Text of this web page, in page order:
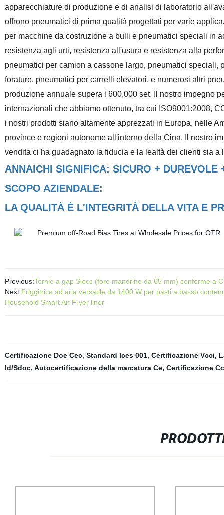
apparecchiature di produzione e di analisi di laboratorio
offrono pneumatici di prima qualità progettati per varie
per macchine da costruzione a bulli e pneumatici speciali in
resistenza agli urti, resistenza all'usura e resistenza alla
pneumatici per camion a cassone largo, pneumatici
forature, pneumatici per carrelli elevatori, e numerosi altri
produzione annuale supera i 600,000 set. Il nostro impegno
internazionali che abbiamo ottenuto, tra cui ISO9001:2008,
i nostri prodotti siano altamente apprezzati in Europa, nelle
province e regioni autonome all'interno della Cina. Il nostro
vendita ci ha guadagnato la fiducia e la lealtà dei clienti sia
ANNAICHI SIGNIFICA: SICURO + DUREVOLE
SCOPO AZIENDALE:
LA QUALITÀ È L'INTEGRITÀ DELLA VITA E
Previous:Tornio a gap Siecc (foro mandrino da 65 mm) conforme a
Next:Friggitrice ad aria versatile da 1400 W per pasti a basso
Household Smart Air Fryer liner
Certificazione Doe Cec, Standard Ices 001, Certificazione Vcci,
Id/Sdoc, Autocertificazione della marcatura Ce, Certificazione